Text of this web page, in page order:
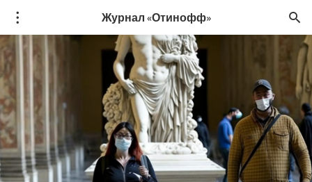
Журнал «Отинофф»